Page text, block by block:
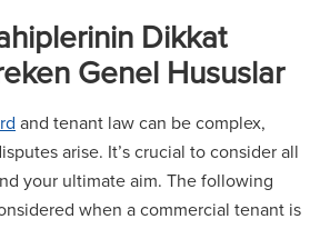
Dikkat
Genel Hususlar
and tenant law can be complex,
arise. It’s crucial to consider all
your ultimate aim. The following
when a commercial tenant is